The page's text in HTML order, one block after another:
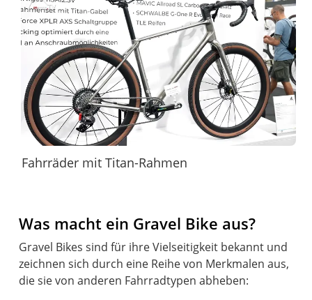
Fahrräder mit Titan-Rahmen
Was macht ein Gravel Bike aus?
Gravel Bikes sind für ihre Vielseitigkeit bekannt und
zeichnen sich durch eine Reihe von Merkmalen aus,